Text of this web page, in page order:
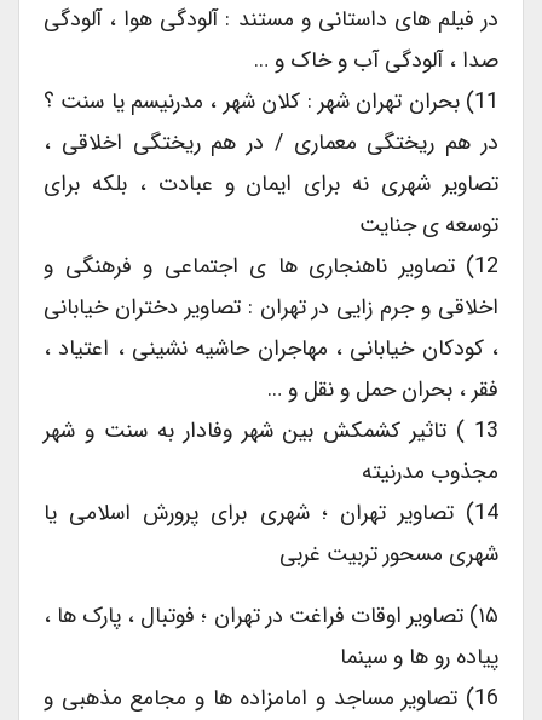
در فیلم های داستانی و مستند : آلودگی هوا ، آلودگی
صدا ، آلودگی آب و خاک و …
11) بحران تهران شهر : کلان شهر ، مدرنیسم یا سنت ؟
در هم ریختگی معماری / در هم ریختگی اخلاقی ،
تصاویر شهری نه برای ایمان و عبادت ، بلکه برای
توسعه ی جنایت
12) تصاویر ناهنجاری ها ی اجتماعی و فرهنگی و
اخلاقی و جرم زایی در تهران : تصاویر دختران خیابانی
، کودکان خیابانی ، مهاجران حاشیه نشینی ، اعتیاد ،
فقر ، بحران حمل و نقل و …
13 ) تاثیر کشمکش بین شهر وفادار به سنت و شهر
مجذوب مدرنیته
14) تصاویر تهران ؛ شهری برای پرورش اسلامی یا
شهری مسحور تربیت غربی
۱۵) تصاویر اوقات فراغت در تهران ؛ فوتبال ، پارک ها ،
پیاده رو ها و سینما
16) تصاویر مساجد و امامزاده ها و مجامع مذهبی و